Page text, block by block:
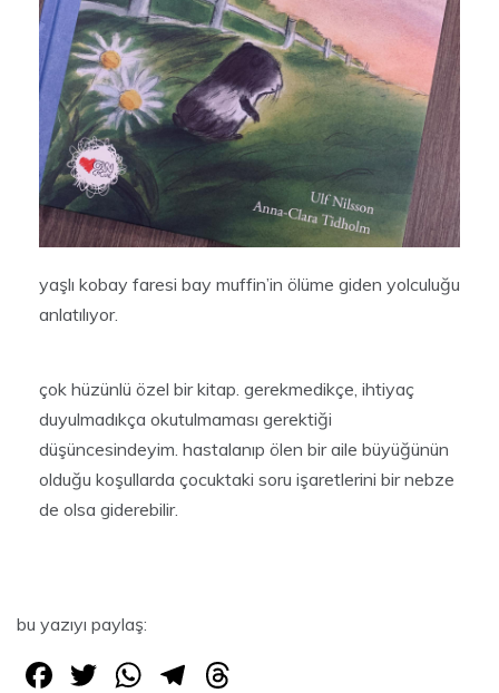
yaşlı kobay faresi bay muffin’in ölüme giden yolculuğu
anlatılıyor.
çok hüzünlü özel bir kitap. gerekmedikçe, ihtiyaç
duyulmadıkça okutulmaması gerektiği
düşüncesindeyim. hastalanıp ölen bir aile büyüğünün
olduğu koşullarda çocuktaki soru işaretlerini bir nebze
de olsa giderebilir.
bu yazıyı paylaş:
F
T
W T